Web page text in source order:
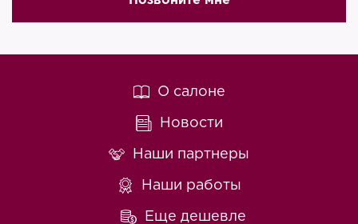
О салоне
Новости
Наши партнеры
Наши работы
Еще дешевле